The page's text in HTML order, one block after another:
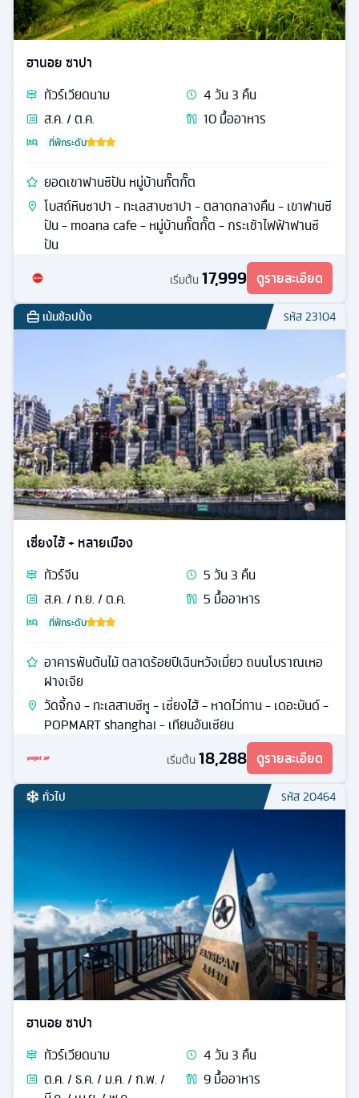
ฮานอย ซาปา
ทัวร์เวียดนาม 4วัน3 คืน
ส.ค. / ต.ค.
10มื้ออาหาร
ที่พักระดับ
ยอดเขาฟานซิปัน หมู่บ้านกั๊ตกั๊ต
โบสถ์หินซาปา - ทะเลสาบซาปา - ตลาดกลางคืน - เขาฟานซี
ปัน - moana cafe - หมู่บ้านกั๊ตกั๊ต - กระเช้าไฟฟ้าฟานซี
ปัน
เริ่มต้น 17,999 ดูรายละเอียด
เน้นช้อปปิ้ง รหัส23104
เซี่ยงไฮ้ + หลายเมือง
ทัวร์จีน 5วัน3 คืน
ส.ค. / ก.ย. / ต.ค.
5 มื้ออาหาร
ที่พักระดับ
อาคารพันต้นไม้ ตลาดร้อยปีเฉินหวังเมี่ยว ถนนโบราณเหอ
ฝางเจีย
วัดจี้กง - ทะเลสาบซีหู - เซี่ยงไฮ้ - หาดไว่ทาน - เดอะบันด์ -
POPMART shanghai - เทียนอันเซียน
เริ่มต้น 18,288 ดูรายละเอียด
ทั่วไป รหัส20464
ฮานอย ซาปา
ทัวร์เวียดนาม 4วัน3 คืน
ต.ค. / ธ.ค. / ม.ค. / ก.พ. /
9มื้ออาหาร